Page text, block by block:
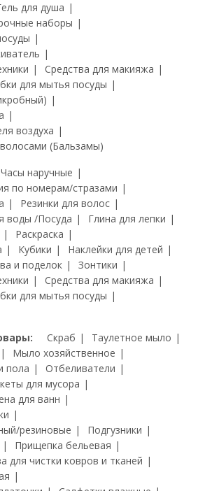
для душа
наборы
Средства для макияжа
для мытья посуды
воздуха
(Бальзамы)
Часы наручные
по номерам/стразами
Резинки для волос
воды /Посуда
Глина для лепки
Раскраска
Кубики
Наклейки для детей
и поделок
Зонтики
Средства для макияжа
для мытья посуды
Скраб
Таулетное мыло
Мыло хозяйственное
пола
Отбеливатели
для мусора
для ванн
резиновые
Подгузники
Прищепка бельевая
для чистки ковров и тканей